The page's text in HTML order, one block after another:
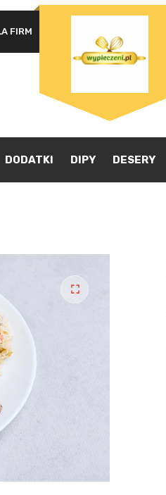
FIRM
SIĘ
hasła?
DODATKI DIPY DESERY